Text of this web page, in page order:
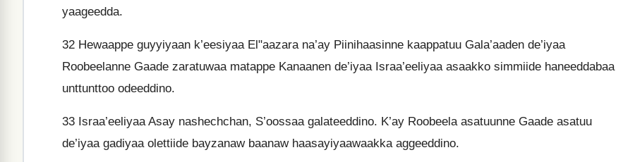
yaageedda.
32 Hewaappe guyyiyaan k’eesiyaa El"aazara na’ay Piinihaasinne kaappatuu Gala’aaden de’iyaa
Roobeelanne Gaade zaratuwaa matappe Kanaanen de’iyaa Israa’eeliyaa asaakko simmiide haneeddabaa
unttunttoo odeeddino.
33 Israa’eeliyaa Asay nashechchan, S’oossaa galateeddino. K’ay Roobeela asatuunne Gaade asatuu
de’iyaa gadiyaa olettiide bayzanaw baanaw haasayiyaawaakka aggeeddino.